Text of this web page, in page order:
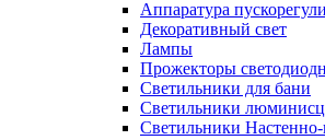
Аппаратура
Декоративный свет
Лампы
Прожекторы
Светильники для бани
Светильники
Светильники